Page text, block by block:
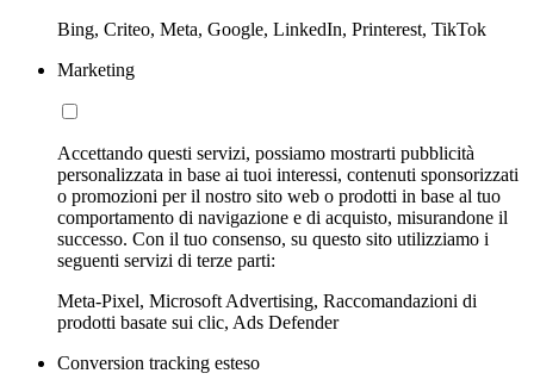
Bing, Criteo, Meta, Google, LinkedIn, Printerest, TikTok
Marketing
Accettando questi servizi, possiamo mostrarti pubblicità
personalizzata in base ai tuoi interessi, contenuti sponsorizzati
o promozioni per il nostro sito web o prodotti in base al tuo
comportamento di navigazione e di acquisto, misurandone il
successo. Con il tuo consenso, su questo sito utilizziamo i
seguenti servizi di terze parti:
Meta-Pixel, Microsoft Advertising, Raccomandazioni di
prodotti basate sui clic, Ads Defender
Conversion tracking esteso